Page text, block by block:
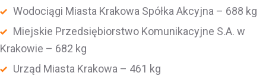
Wodociągi Miasta Krakowa Spółka Akcyjna – 688 kg
Miejskie Przedsiębiorstwo Komunikacyjne S.A. w
Krakowie – 682 kg
Urząd Miasta Krakowa – 461 kg